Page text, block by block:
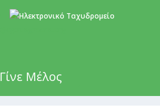
Γίνε Μέλος